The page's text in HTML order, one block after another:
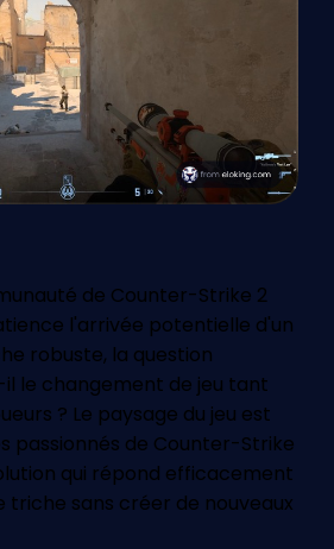
de Counter-Strike 2
l'arrivée potentielle d'un
robuste, la question
le changement de jeu tant
? Le paysage du jeu est
passionnés de Counter-Strike
qui répond efficacement
triche sans créer de nouveaux